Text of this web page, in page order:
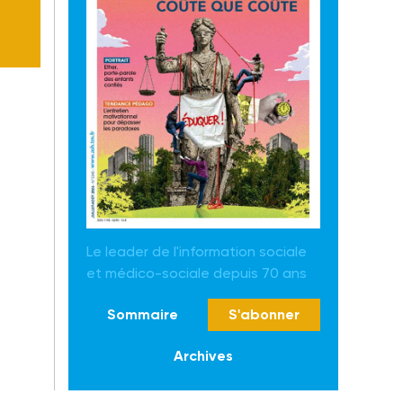
Le leader de l'information sociale
et médico-sociale depuis 70 ans
Sommaire S'abonner
Archives